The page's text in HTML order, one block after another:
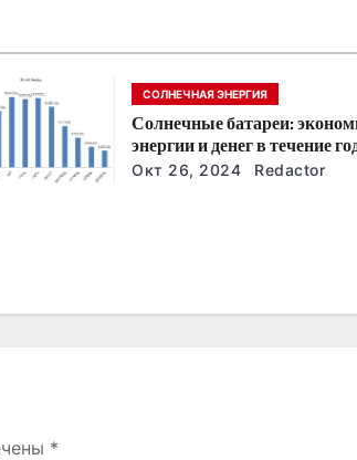
СОЛНЕЧНАЯ ЭНЕРГИЯ
Солнечные батареи:
энергии и денег в течение
Окт 26, 2024 Redactor
*